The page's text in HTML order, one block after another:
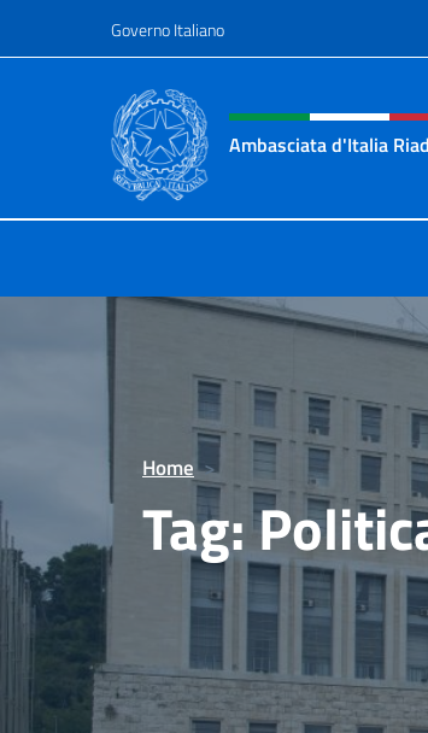
Governo Italiano
Intestazione sito,
Ambasciata d'Italia Riad
Home >
Tag: